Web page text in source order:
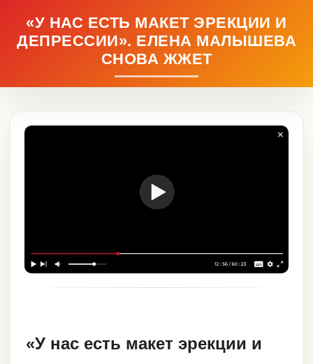
«У НАС ЕСТЬ МАКЕТ ЭРЕКЦИИ И
ДЕПРЕССИИ». ЕЛЕНА МАЛЫШЕВА
СНОВА ЖЖЕТ
«У нас есть макет эрекции и